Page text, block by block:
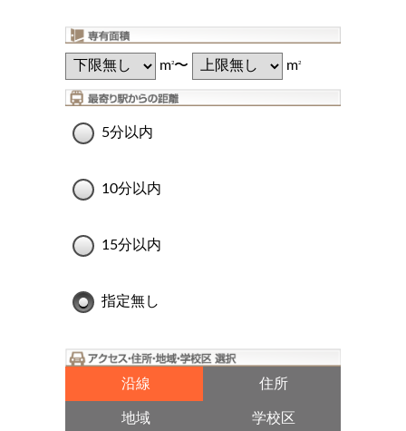
m2〜 m2
5分以内
10分以内
15分以内
指定無し
沿線 住所
地域 学校区